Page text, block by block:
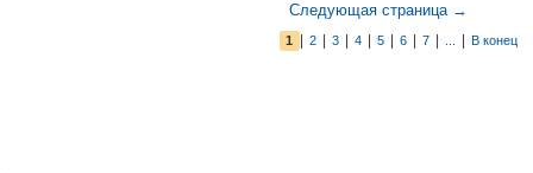
Следующая страница →
1 2 3 4 5 6 7 В конец